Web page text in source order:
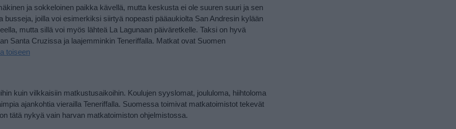
ja sokkeloinen paikka kävellä, mutta keskusta ei ole suuren suuri ja sen
joilla voi esimerkiksi siirtyä nopeasti pääaukiolta San Andresin kylään
mutta sillä voi myös lähteä La Lagunaan päiväretkelle. Taksi on hyvä
Santa Cruzissa ja laajemminkin Teneriffalla. Matkat ovat Suomen
toiseen
kuin vilkkaisiin matkustusaikoihin. Koulujen syyslomat, joululoma, hiihtoloma
ajankohtia vierailla Teneriffalla. Suomessa toimivat matkatoimistot tekevät
tätä nykyä vain harvan matkatoimiston ohjelmistossa.